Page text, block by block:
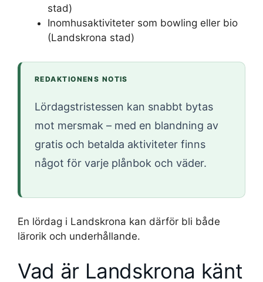
stad)
Inomhusaktiviteter som bowling eller bio
(Landskrona stad)
REDAKTIONENS NOTIS
Lördagstristessen kan snabbt bytas
mot mersmak – med en blandning av
gratis och betalda aktiviteter finns
något för varje plånbok och väder.
En lördag i Landskrona kan därför bli både
lärorik och underhållande.
Vad är Landskrona känt